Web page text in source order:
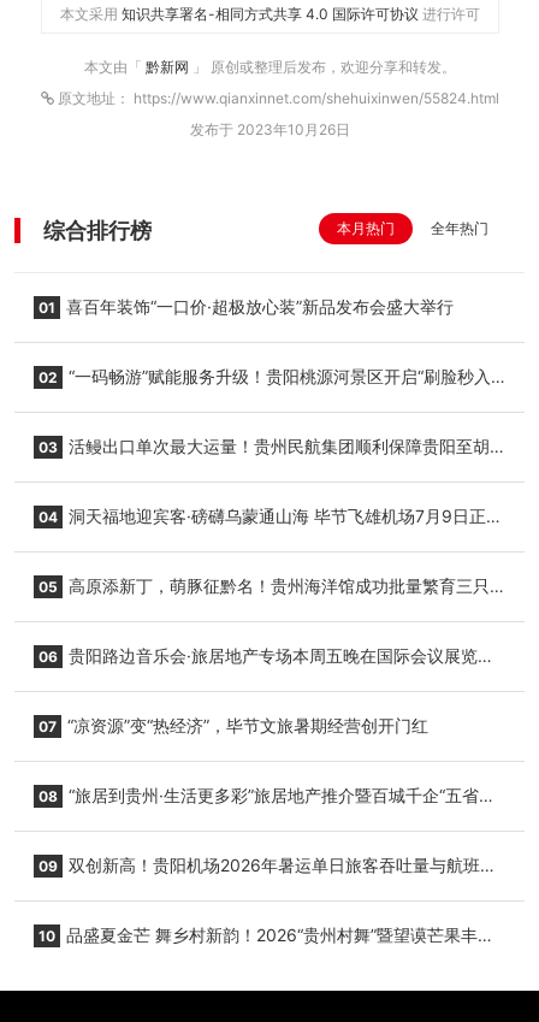
本文采用 知识共享署名-相同方式共享 4.0 国际许可协议 进行许可
本文由「 黔新网 」 原创或整理后发布，欢迎分享和转发。
原文地址： https://www.qianxinnet.com/shehuixinwen/55824.html
发布于 2023年10月26日
综合排行榜 本月热门 全年热门
01 喜百年装饰“一口价·超极放心装”新品发布会盛大举行
02 “一码畅游”赋能服务升级！贵阳桃源河景区开启“刷脸秒入
03 活鳗出口单次最大运量！贵州民航集团顺利保障贵阳至胡
04 洞天福地迎宾客·磅礴乌蒙通山海 毕节飞雄机场7月9日正式
05 高原添新丁，萌豚征黔名！贵州海洋馆成功批量繁育三只
06 贵阳路边音乐会·旅居地产专场本周五晚在国际会议展览中
07 “凉资源”变“热经济”，毕节文旅暑期经营创开门红
08 “旅居到贵州·生活更多彩”旅居地产推介暨百城千企“五省
09 双创新高！贵阳机场2026年暑运单日旅客吞吐量与航班起
10 品盛夏金芒 舞乡村新韵！2026“贵州村舞”暨望谟芒果丰收